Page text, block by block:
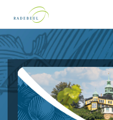
content